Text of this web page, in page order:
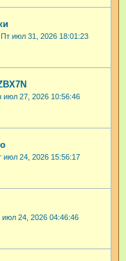
Пт июл 31, 2026 18:01:23
июл 27, 2026 10:56:46
июл 24, 2026 15:56:17
июл 24, 2026 04:46:46